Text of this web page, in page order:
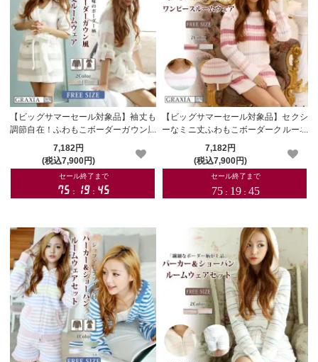
【ビッグサマーセール対象品】袖丈も
調節自在！ふわもこボーダーガウン風
ショート丈ルームウェア(ROOMWEA
R)【メーカーお取り寄せ品】
7,182円
(税込7,900円)
【ビッグサマーセール対象品】セクシ
ーなミニ丈ふわもこボーダークルーネ
ックワンピースルームウェア(ROOM
WEAR)【メーカーお取り寄せ品】
7,182円
(税込7,900円)